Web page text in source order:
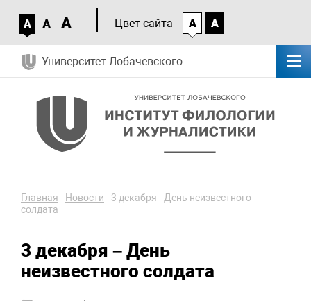
A A A Цвет сайта A A
Университет Лобачевского
Главная - Новости - 3 декабря - День неизвестного
солдата
3 декабря – День
неизвестного солдата